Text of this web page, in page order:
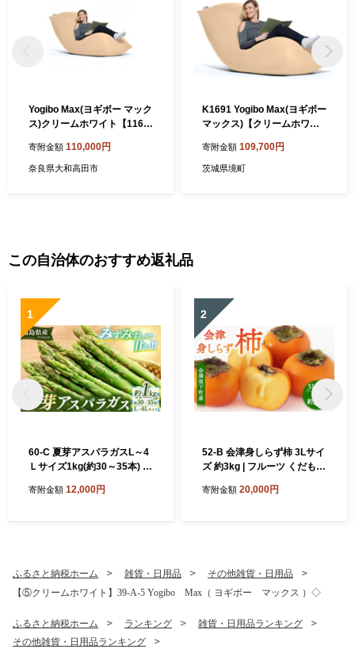
Yogibo Max(ヨギボー マック
ス)クリームホワイト【1167
寄附金額 110,000円
奈良県大和高田市
K1691 Yogibo Max(ヨギボー
マックス)【クリームホワイ
寄附金額 109,700円
茨城県境町
この自治体のおすすめ返礼品
1
60-C 夏芽アスパラガスL～4
Ｌサイズ1kg(約30～35本) ※
寄附金額 12,000円
2
52-B 会津身しらず柿 3Lサイ
ズ 約3kg | フルーツ くだもの
福島県 会津坂下町 ※2026年
寄附金額 20,000円
ふるさと納税ホーム 雑貨・日用品
その他雑貨・日用品
【⑤クリームホワイト】39-A-5 Yogibo Max（ ヨギボー マックス ）◇
ふるさと納税ホーム ランキング
雑貨・日用品ランキング
その他雑貨・日用品ランキング